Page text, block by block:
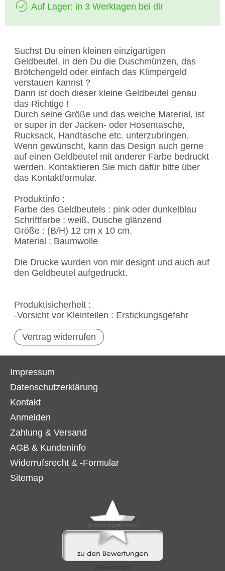
Auf Lager: in 3 Werktagen bei dir
Suchst Du einen kleinen einzigartigen
Geldbeutel, in den Du die Duschmünzen, das
Brötchengeld oder einfach das Klimpergeld
verstauen kannst ?
Dann ist doch dieser kleine Geldbeutel genau
das Richtige !
Durch seine Größe und das weiche Material, ist
er super in der Jacken- oder Hosentasche,
Rucksack, Handtasche etc. unterzubringen.
Wenn gewünscht, kann das Design auch gerne
auf einen Geldbeutel mit anderer Farbe bedruckt
werden. Kontaktieren Sie mich dafür bitte über
das Kontaktformular.
Produktinfo :
Farbe des Geldbeutels : pink oder dunkelblau
Schriftfarbe : weiß, Dusche glänzend
Größe : (B/H) 12 cm x 10 cm.
Material : Baumwolle
Die Drucke wurden von mir designt und auch auf
den Geldbeutel aufgedruckt.
Produktisicherheit :
-Vorsicht vor Kleinteilen : Erstickungsgefahr
Vertrag widerrufen
Impressum
Datenschutzerklärung
Kontakt
Anmelden
Zahlung & Versand
AGB & Kundeninfo
Widerrufsrecht & -Formular
Sitemap